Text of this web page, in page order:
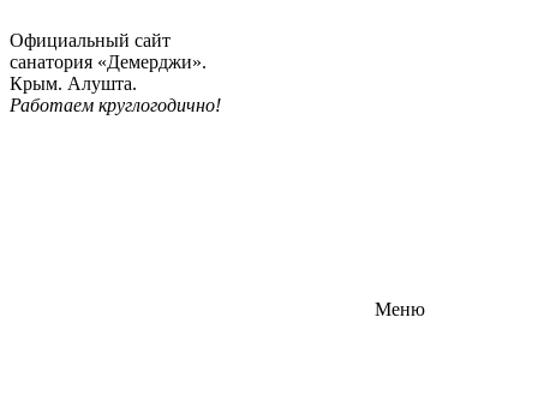
Официальный сайт
санатория «Демерджи».
Крым. Алушта.
Работаем круглогодично!
Меню